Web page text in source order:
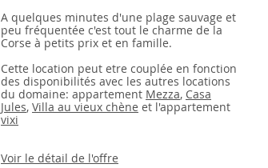
A quelques minutes d'une plage sauvage et
peu fréquentée c'est tout le charme de la
Corse à petits prix et en famille.
Cette location peut etre couplée en fonction
des disponibilités avec les autres locations
du domaine: appartement Mezza, Casa
Jules, Villa au vieux chène et l'appartement
vixi
Voir le détail de l'offre